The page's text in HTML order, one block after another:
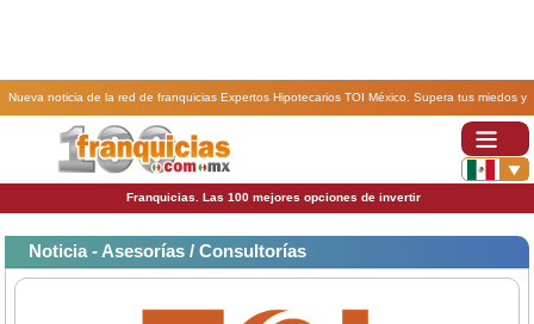
Nueva noticia de la red de franquicias Expertos Hipotecarios TOI México. Supera tus miedos y
haz realidad tu emprendimiento con las franquicias Expertos Hipotecarios Toi..
Franquicias. Las 100 mejores opciones de invertir
Noticia - Asesorías / Consultorías